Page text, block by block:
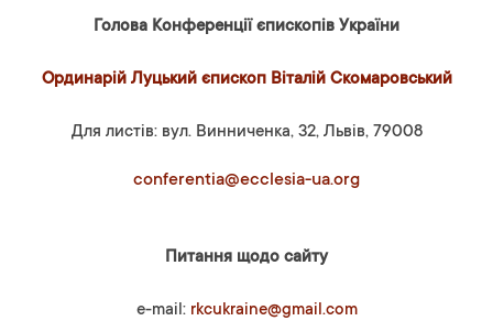
Голова Конференції єпископів України
Ординарій Луцький єпископ Віталій Скомаровський
Для листів: вул. Винниченка, 32, Львів, 79008
conferentia@ecclesia-ua.org
Питання щодо сайту
e-mail: rkcukraine@gmail.com